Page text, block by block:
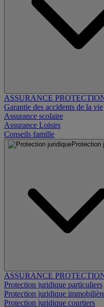
ASSURANCE
Garantie des accidents de la vie
Assurance scolaire
Assurance Loisirs
Conseils famille
Protection
ASSURANCE
Protection juridique particuliers
Protection juridique
Protection juridique courtiers